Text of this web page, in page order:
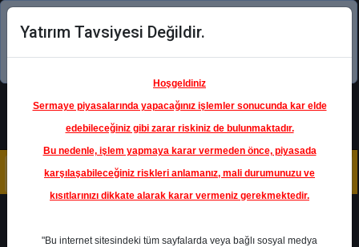
Şimdi uygulamayı indirin!
Yatırım Tavsiyesi Değildir.
Hoşgeldiniz
Sermaye piyasalarında yapacağınız işlemler sonucunda kar elde
edebileceğiniz gibi zarar riskiniz de bulunmaktadır.
Bu nedenle, işlem yapmaya karar vermeden önce, piyasada
karşılaşabileceğiniz riskleri anlamanız, mali durumunuzu ve
kısıtlarınızı dikkate alarak karar vermeniz gerekmektedir.
"Bu internet sitesindeki tüm sayfalarda veya bağlı sosyal medya